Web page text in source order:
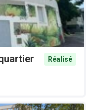
Réalisé